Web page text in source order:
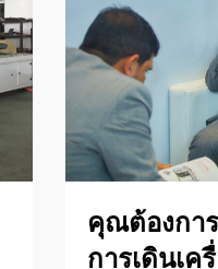
คุณต้องกา
การเดินเค